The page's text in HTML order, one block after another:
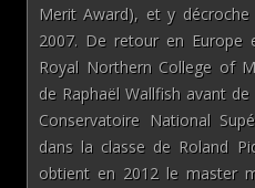
Merit Award), et y
2007. De retour en
Royal Northern College of
de Raphaël Wallfish avant
Conservatoire National
dans la classe de Roland
obtient en 2012 le master